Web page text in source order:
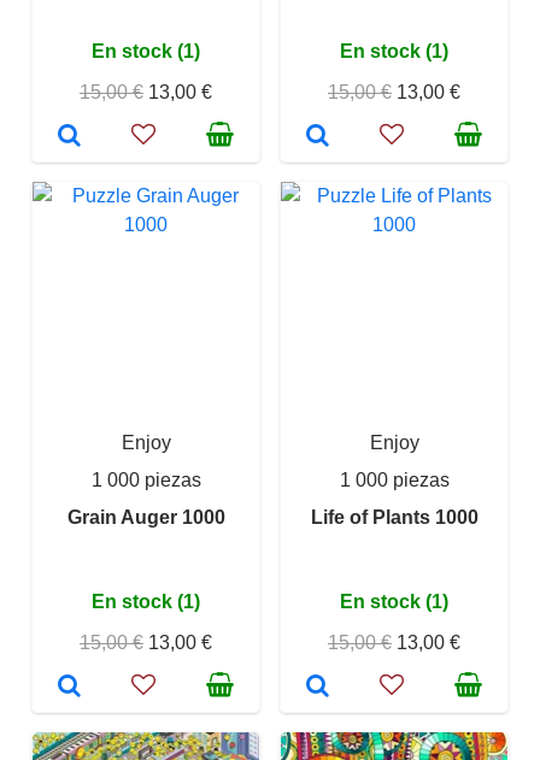
En stock (1)
15,00 € 13,00 €
En stock (1)
15,00 € 13,00 €
Enjoy
1 000 piezas
Grain Auger 1000
En stock (1)
15,00 € 13,00 €
Enjoy
1 000 piezas
Life of Plants 1000
En stock (1)
15,00 € 13,00 €